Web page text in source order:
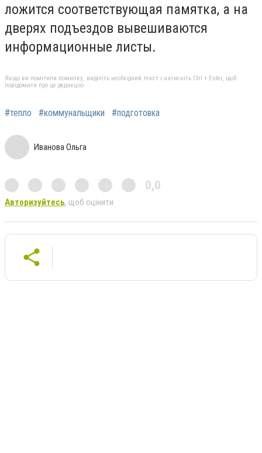
ложится соответствующая памятка, а на
дверях подъездов вывешиваются
информационные листы.
Якщо ви помітили помилку, виділіть необхідний текст і натисніть Ctrl + Enter, щоб
повідомити про це редакцію
#тепло #коммунальщики #подготовка
Иванова Ольга
0,0
Авторизуйтесь, щоб оцінити